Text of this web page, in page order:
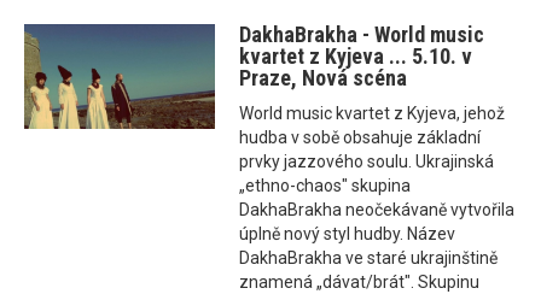
DakhaBrakha - World music
kvartet z Kyjeva ... 5.10. v
Praze, Nová scéna
World music kvartet z Kyjeva, jehož
hudba v sobě obsahuje základní
prvky jazzového soulu. Ukrajinská
„ethno-chaos" skupina
DakhaBrakha neočekávaně vytvořila
úplně nový styl hudby. Název
DakhaBrakha ve staré ukrajinštině
znamená „dávat/brát". Skupinu